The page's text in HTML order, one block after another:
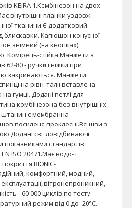
KEIRA 1.Комбінезон на двох
внутрішні планки уздовж
тканини.Є додатковий
блискавки. Капюшон конусної
знімний (на кнопках).
Комірець-стійка.Манжети з
62-80 - ручки і ніжки при
закриваються. Манжети
на рівні талії вставлена
гумці. Додані петлі для
комбінезона без внутрішніх
штанин є мембранна
посилено проклеєні.Всі шви з
світловідбиваючі
показниками стандартів
ISO 20471.Має водо- і
BIONIC-
комфортний, модний,
вітронепроникний,
- 60 000 циклів по тесту
режим від 0 до -20°С.